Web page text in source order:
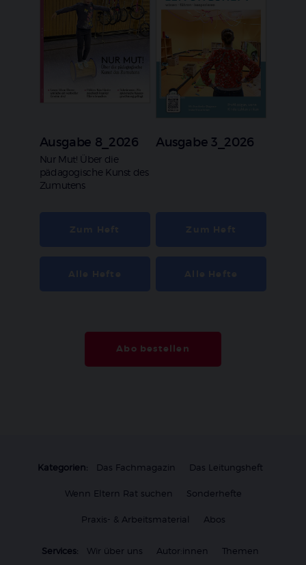
Ausgabe 8_2026
:
Nur Mut! Über die
pädagogische Kunst des
Zumutens
Ausgabe 3_2026
Abo bestellen
Kategorien: Das Fachmagazin Das Leitungsheft
Wenn Eltern Rat suchen Sonderhefte
Praxis- & Arbeitsmaterial Abos
Services: Wir über uns Autor:innen Themen